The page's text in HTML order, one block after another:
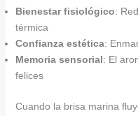
Bienestar fisiológico:
térmica
Confianza estética:
Memoria sensorial: El
felices
Cuando la brisa marina